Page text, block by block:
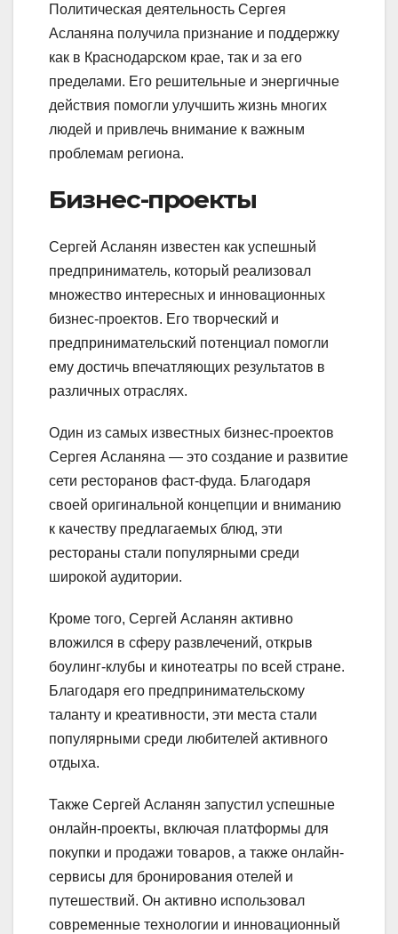
Политическая деятельность Сергея
Асланяна получила признание и поддержку
как в Краснодарском крае, так и за его
пределами. Его решительные и энергичные
действия помогли улучшить жизнь многих
людей и привлечь внимание к важным
проблемам региона.
Бизнес-проекты
Сергей Асланян известен как успешный
предприниматель, который реализовал
множество интересных и инновационных
бизнес-проектов. Его творческий и
предпринимательский потенциал помогли
ему достичь впечатляющих результатов в
различных отраслях.
Один из самых известных бизнес-проектов
Сергея Асланяна — это создание и развитие
сети ресторанов фаст-фуда. Благодаря
своей оригинальной концепции и вниманию
к качеству предлагаемых блюд, эти
рестораны стали популярными среди
широкой аудитории.
Кроме того, Сергей Асланян активно
вложился в сферу развлечений, открыв
боулинг-клубы и кинотеатры по всей стране.
Благодаря его предпринимательскому
таланту и креативности, эти места стали
популярными среди любителей активного
отдыха.
Также Сергей Асланян запустил успешные
онлайн-проекты, включая платформы для
покупки и продажи товаров, а также онлайн-
сервисы для бронирования отелей и
путешествий. Он активно использовал
современные технологии и инновационный